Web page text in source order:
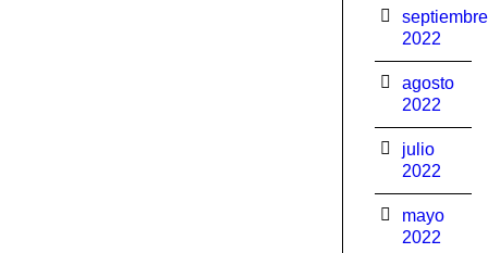
septiembre
2022
agosto
2022
julio
2022
mayo
2022